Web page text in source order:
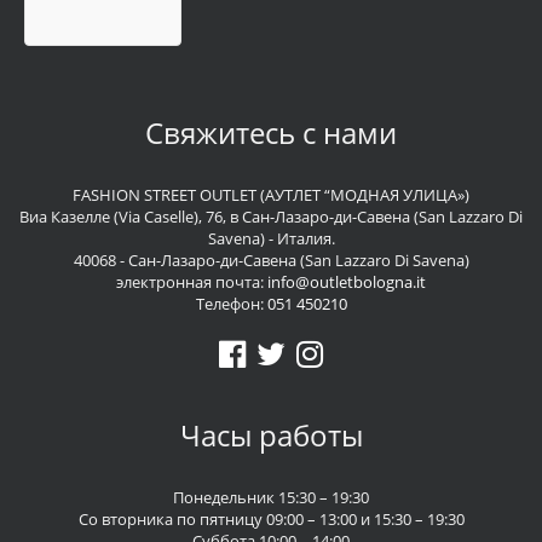
Свяжитесь с нами
FASHION STREET OUTLET (АУТЛЕТ “МОДНАЯ УЛИЦА»)
Виа Казелле (Via Caselle), 76, в Сан-Лазаро-ди-Савена (San Lazzaro Di
Savena) - Италия.
40068 - Сан-Лазаро-ди-Савена (San Lazzaro Di Savena)
электронная почта: info@outletbologna.it
Телефон:051 450210
Часы работы
Понедельник 15:30 – 19:30
Со вторника по пятницу 09:00 – 13:00 и 15:30 – 19:30